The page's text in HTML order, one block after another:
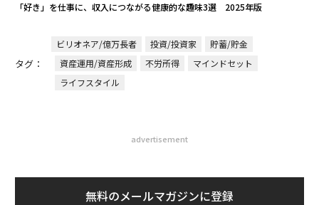
「好き」を仕事に、収入につながる健康的な趣味3選 2025年版
タグ：
ビリオネア/億万長者 投資/投資家
貯蓄/貯金
資産運用/資産形成
不労所得
マインドセット
ライフスタイル
advertisement
無料のメールマガジンに登録